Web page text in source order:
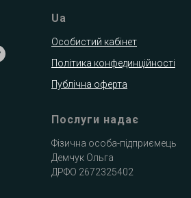
Ua
Особистий кабінет
Політика конфединційності
Публічна оферта
Послуги надає
Фізична особа-підприємець
Демчук Ольга
ДРФО 2672325402